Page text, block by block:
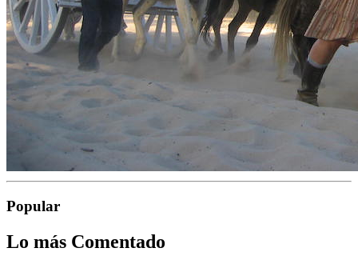
Popular
Lo más Comentado